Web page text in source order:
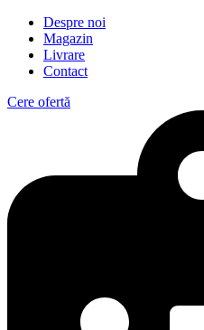
Despre noi
Magazin
Livrare
Contact
Cere ofertă